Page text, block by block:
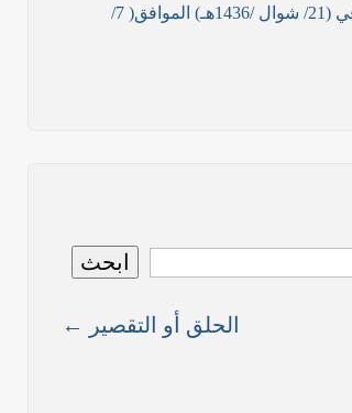
نص ما ورد بشأن الأوضاع الراهنة في العراق في خطبة الجمعة لممثل المرجعية الدينية العليا في كربلاء المقدسة فضيلة العلاّمة السيد احمد الصافي في (21/ شوال /1436هـ) الموافق( 7/
ما ورد في خطبة الجمعة لممثل المرجعية الدينية العليا في كربلاء المقدسة فضيلة العلاّمة الشيخ عبد المهدي الكربلائي في (14/ شعبان /1435هـ) الموافق ( 13/6/2014م ) بعد سيطرة (داعش)
ابحث
الحلق أو التقصير ←